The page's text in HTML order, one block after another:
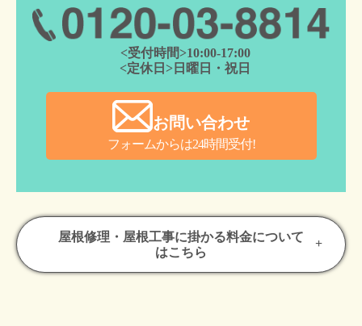
<受付時間>10:00-17:00
<定休日>日曜日・祝日
お問い合わせ
フォームからは24時間受付!
屋根修理・屋根工事に掛かる料金について
はこちら